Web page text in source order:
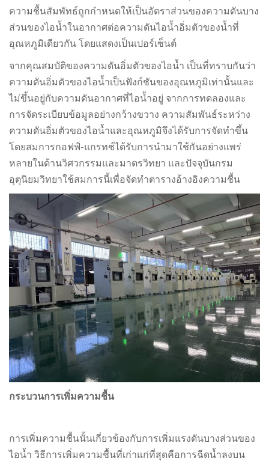
ความชื้นสัมพัทธ์ถูกกำหนดให้เป็นอัตราส่วนของความดันบาง
ส่วนของไอน้ำในอากาศต่อความดันไอน้ำอิ่มตัวของน้ำที่
อุณหภูมิเดียวกัน โดยแสดงเป็นเปอร์เซ็นต์
จากคุณสมบัติของความดันอิ่มตัวของไอน้ำ เป็นที่ทราบกันว่า
ความดันอิ่มตัวของไอน้ำเป็นฟังก์ชันของอุณหภูมิเท่านั้นและ
ไม่ขึ้นอยู่กับความดันอากาศที่ไอน้ำอยู่ จากการทดลองและ
การจัดระเบียบข้อมูลอย่างกว้างขวาง ความสัมพันธ์ระหว่าง
ความดันอิ่มตัวของไอน้ำและอุณหภูมิจึงได้รับการจัดทำขึ้น
โดยสมการกอฟฟ์-แกรทช์ได้รับการนำมาใช้กันอย่างแพร่
หลายในด้านวิศวกรรมและมาตรวิทยา และปัจจุบันกรม
อุตุนิยมวิทยาใช้สมการนี้เพื่อจัดทำตารางอ้างอิงความชื้น
กระบวนการเพิ่มความชื้น
การเพิ่มความชื้นนั้นเกี่ยวข้องกับการเพิ่มแรงดันบางส่วนของ
ไอน้ำ วิธีการเพิ่มความชื้นที่เก่าแก่ที่สุดคือการฉีดน้ำลงบน